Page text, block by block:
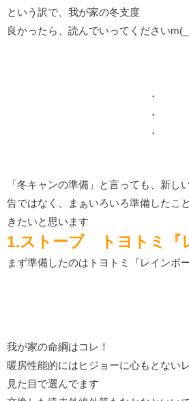
という訳で、我が家の冬支度
良かったら、読んでいってください
・
・
・
「冬キャンの準備」と言っても、新し
告ではなく、まぁいろいろ準備したこ
きたいと思います
1.ストーブ トヨトミ『
まず準備したのはトヨトミ『レインボ
我が家の命綱はコレ！
暖房性能的にはヒジョーに心もとない
見た目で選んでます